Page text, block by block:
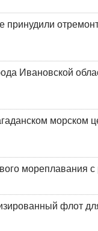
принудили
Ивановской
морском
мореплавания
флот